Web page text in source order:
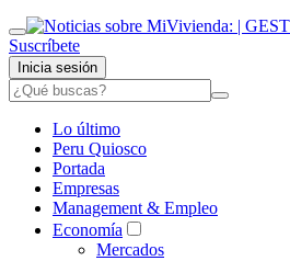
Suscríbete
Inicia sesión
Lo último
Peru Quiosco
Portada
Empresas
Management & Empleo
Economía
Mercados